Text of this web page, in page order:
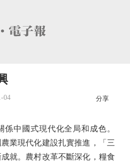
04 分享
中國式現代化全局和成色。
農業現代化建設扎實推進，「三
就。農村改革不斷深化，糧食